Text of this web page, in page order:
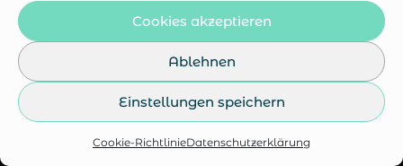
Cookies akzeptieren
Ablehnen
Einstellungen speichern
Cookie-RichtlinieDatenschutzerklärung
Kontakt Impressum
AGB
Datenschutzerklärung
Cookie-Richtlinie (EU)